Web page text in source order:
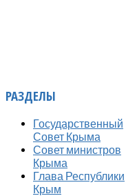
РАЗДЕЛЫ
Государственный
Совет Крыма
Совет министров
Крыма
Глава Республики
Крым